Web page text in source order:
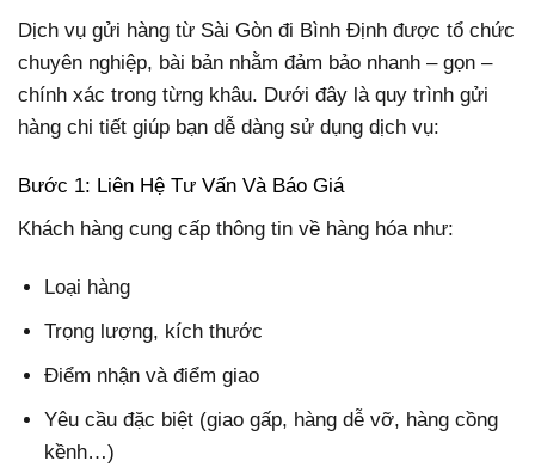
Dịch vụ gửi hàng từ Sài Gòn đi Bình Định được tổ chức
chuyên nghiệp, bài bản nhằm đảm bảo nhanh – gọn –
chính xác trong từng khâu. Dưới đây là quy trình gửi
hàng chi tiết giúp bạn dễ dàng sử dụng dịch vụ:
Bước 1: Liên Hệ Tư Vấn Và Báo Giá
Khách hàng cung cấp thông tin về hàng hóa như:
Loại hàng
Trọng lượng, kích thước
Điểm nhận và điểm giao
Yêu cầu đặc biệt (giao gấp, hàng dễ vỡ, hàng cồng
kềnh…)